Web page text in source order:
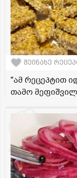
შეინახე
"ამ რეცეპტით
თამო